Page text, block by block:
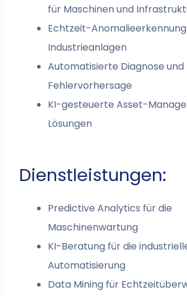
für Maschinen und
Echtzeit-
Industrieanlagen
Automatisierte Diagnose und
Fehlervorhersage
KI-gesteuerte Asset-
Lösungen
Dienstleistungen:
Predictive Analytics für die
Maschinenwartung
KI-Beratung für die
Automatisierung
Data Mining für